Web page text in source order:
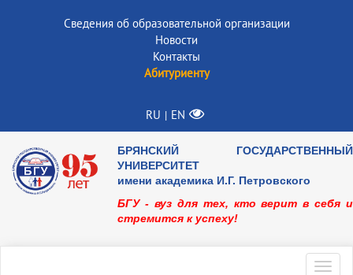
Сведения об образовательной организации
Новости
Контакты
Абитуриенту
RU | EN
БРЯНСКИЙ ГОСУДАРСТВЕННЫЙ
УНИВЕРСИТЕТ
имени академика И.Г. Петровского
БГУ - вуз для тех, кто верит в себя и
стремится к успеху!